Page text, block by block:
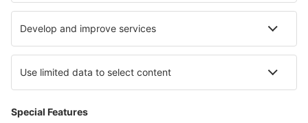
Unterkunft auf Südböhmische Region
Unterkunft in Tyresta National Park